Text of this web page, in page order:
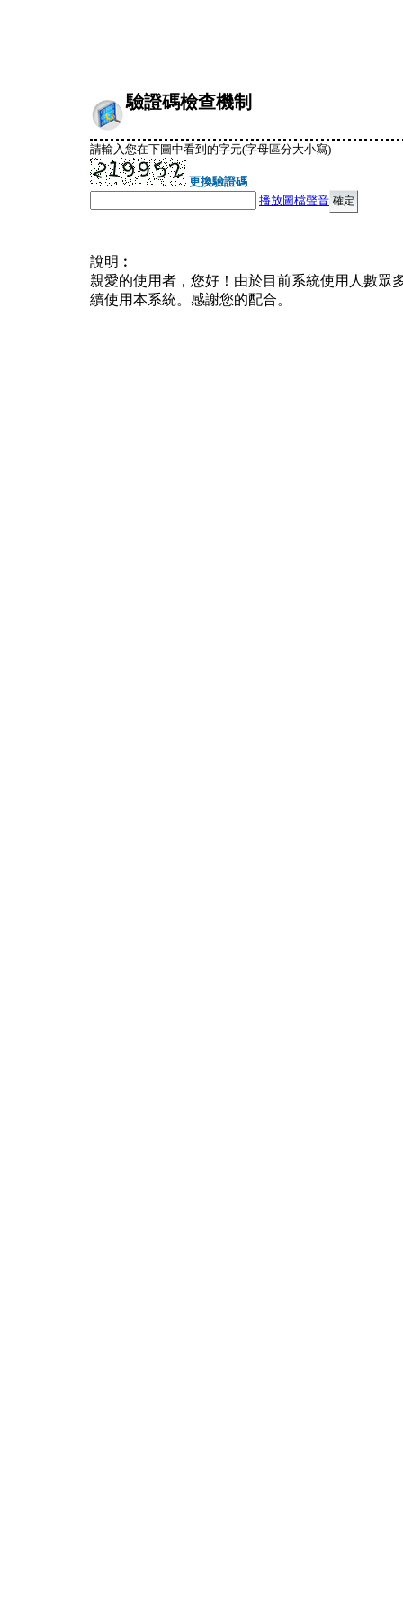
驗證碼檢查機制
請輸入您在下圖中看到的字元(字母區分大小寫)
更換驗證碼
播放圖檔聲音
說明︰
親愛的使用者，您好！由於目前系統使用人數眾
續使用本系統。感謝您的配合。